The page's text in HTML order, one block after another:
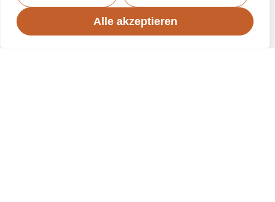
Alle akzeptieren